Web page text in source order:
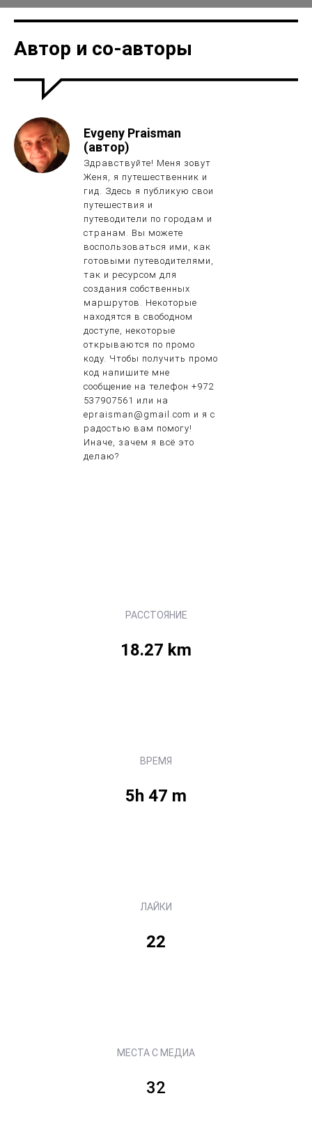
ЛЕС БИРИЯ И РОШ ПИНА
Автор и со-авторы
Evgeny Praisman
(автор)
Здравствуйте! Меня зовут
Женя, я путешественник и
гид. Здесь я публикую свои
путешествия и
путеводители по городам и
странам. Вы можете
воспользоваться ими, как
готовыми путеводителями,
так и ресурсом для
создания собственных
маршрутов. Некоторые
находятся в свободном
доступе, некоторые
открываются по промо
коду. Чтобы получить промо
код напишите мне
сообщение на телефон +972
537907561 или на
epraisman@gmail.com и я с
радостью вам помогу!
Иначе, зачем я всё это
делаю?
РАССТОЯНИЕ
18.27 km
ВРЕМЯ
5h 47 m
ЛАЙКИ
22
МЕСТА С МЕДИА
32